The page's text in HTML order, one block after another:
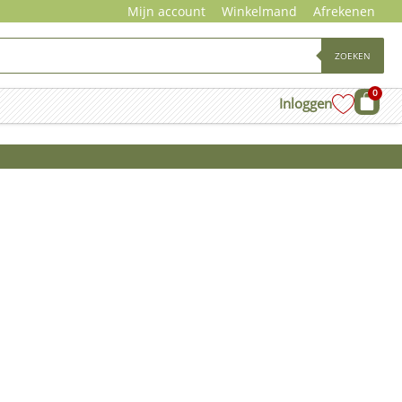
Mijn account Winkelmand Afrekenen
ZOEKEN
Inloggen
0